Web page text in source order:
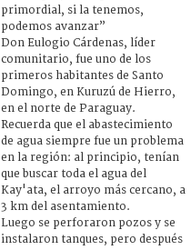
primordial, si la tenemos,
podemos avanzar”
Don Eulogio Cárdenas, líder
comunitario, fue uno de los
primeros habitantes de Santo
Domingo, en Kuruzú de Hierro,
en el norte de Paraguay.
Recuerda que el abastecimiento
de agua siempre fue un problema
en la región: al principio, tenían
que buscar toda el agua del
Kay'ata, el arroyo más cercano, a
3 km del asentamiento.
Luego se perforaron pozos y se
instalaron tanques, pero después